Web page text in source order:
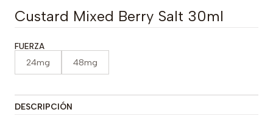
Custard Mixed Berry Salt 30ml
FUERZA
24mg 48mg
DESCRIPCIÓN